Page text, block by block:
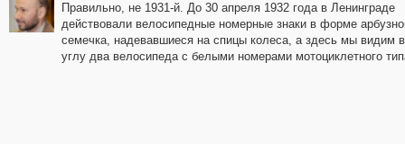
Правильно, не 1931-й. До 30 апреля 1932 года в Ленинграде
действовали велосипедные номерные знаки в форме
семечка, надевавшиеся на спицы колеса, а здесь мы видим
углу два велосипеда с белыми номерами мотоциклетного